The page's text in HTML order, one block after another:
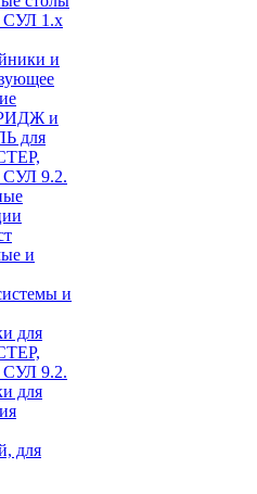
1.х
и
и
для
9.2.
и
и
для
9.2.
для
для